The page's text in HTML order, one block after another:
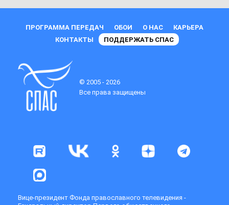
ПРОГРАММА ПЕРЕДАЧ ОБОИ О НАС
КАРЬЕРА
КОНТАКТЫ
ПОДДЕРЖАТЬ СПАС
© 2005 - 2026
Все права защищены
Вице-президент Фонда православного телевидения -